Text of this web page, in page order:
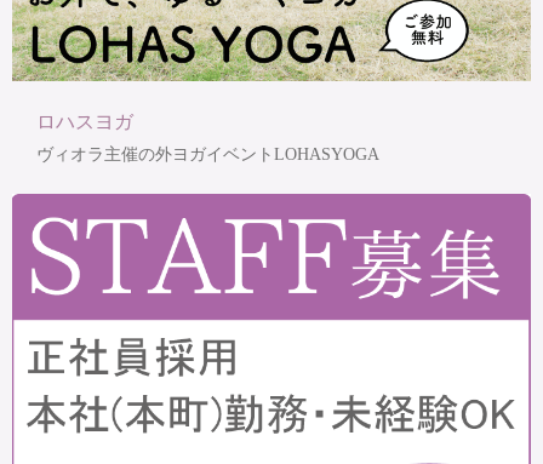
ロハスヨガ
ヴィオラ主催の外ヨガイベントLOHASYOGA